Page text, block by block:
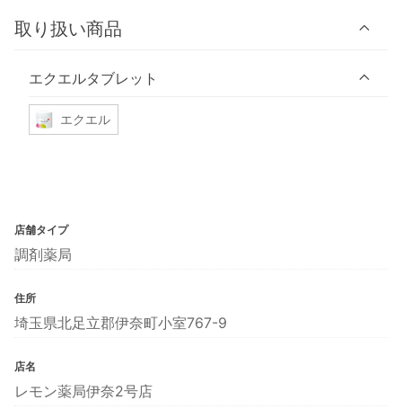
取り扱い商品
エクエルタブレット
エクエル
店舗タイプ
調剤薬局
住所
埼玉県北足立郡伊奈町小室767-9
店名
レモン薬局伊奈2号店